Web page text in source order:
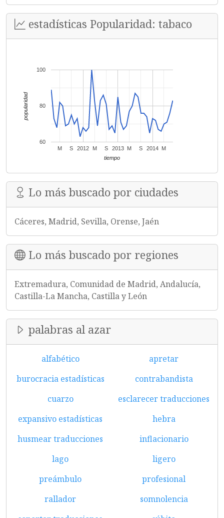
estadísticas Popularidad: tabaco
2012 2013 2014
M S M S M S M
60
80
100
tiempo
popularidad
Lo más buscado por ciudades
Cáceres, Madrid, Sevilla, Orense, Jaén
Lo más buscado por regiones
Extremadura, Comunidad de Madrid, Andalucía,
Castilla-La Mancha, Castilla y León
palabras al azar
alfabético
apretar
burocracia estadísticas
contrabandista
cuarzo
esclarecer traducciones
expansivo estadísticas
hebra
husmear traducciones
inflacionario
lago
ligero
preámbulo
profesional
rallador
somnolencia